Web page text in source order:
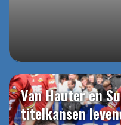
Van Hauter en
titelkansen